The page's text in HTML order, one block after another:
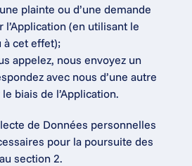
plainte ou d’une demande
l’Application (en utilisant le
cet effet);
appelez, nous envoyez un
avec nous d’une autre
biais de l’Application.
de Données personnelles
pour la poursuite des
section 2.